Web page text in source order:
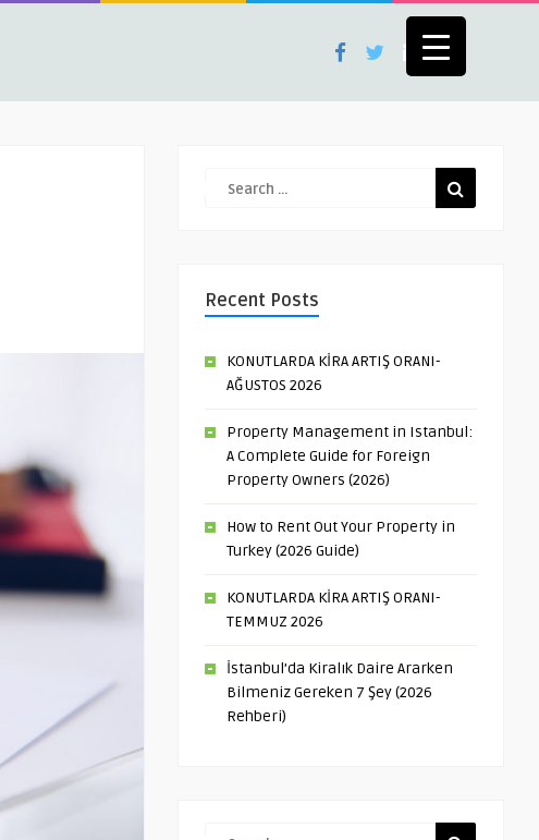
Recent Posts
KONUTLARDA KİRA ARTIŞ ORANI-
AĞUSTOS 2026
Property Management in Istanbul:
A Complete Guide for Foreign
Property Owners (2026)
How to Rent Out Your Property in
Turkey (2026 Guide)
KONUTLARDA KİRA ARTIŞ ORANI-
TEMMUZ 2026
İstanbul’da Kiralık Daire Ararken
Bilmeniz Gereken 7 Şey (2026
Rehberi)